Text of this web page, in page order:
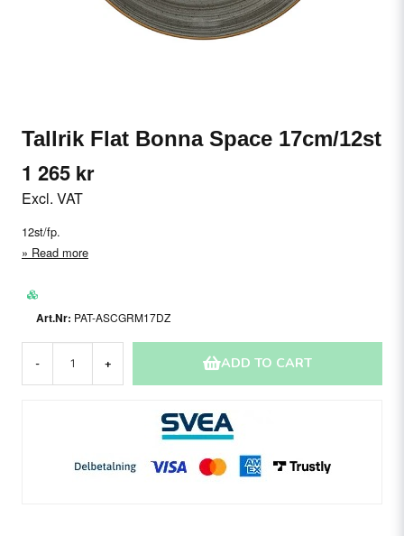
Tallrik Flat Bonna Space 17cm/12st
1 265 kr
Excl. VAT
12st/fp.
Read more
PAT-ASCGRM17DZ
- + ADD TO CART